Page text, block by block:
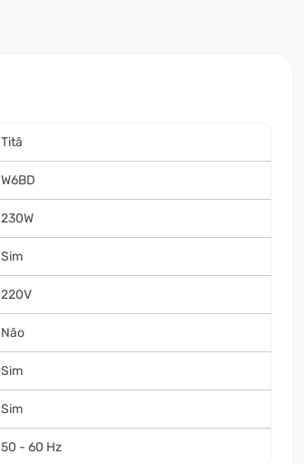
Titã
W6BD
230W
Sim
220V
Não
Sim
Sim
50 - 60 Hz